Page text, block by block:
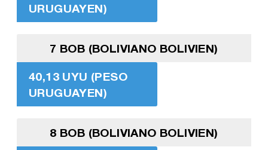
URUGUAYEN)
7 BOB (BOLIVIANO BOLIVIEN)
40,13 UYU (PESO
URUGUAYEN)
8 BOB (BOLIVIANO BOLIVIEN)